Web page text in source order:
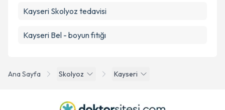
Ana Sayfa Skolyoz Kayseri
Kayseri Skolyoz tedavisi
Kayseri Bel - boyun fıtığı